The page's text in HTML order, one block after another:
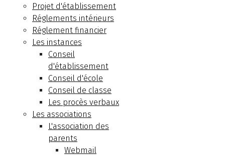
Projet d'établissement
Réglements intérieurs
Réglement financier
Les instances
Conseil
d'établissement
Conseil d'école
Conseil de classe
Les procès verbaux
Les associations
L'association des
parents
Webmail